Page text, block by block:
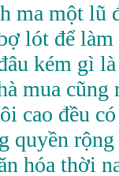
ma một lũ
lót để làm
kém gì
mua cũng
cao đều
quyền
hóa thời